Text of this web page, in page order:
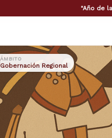
"Año de
ÁMBITO
Gobernación Regional